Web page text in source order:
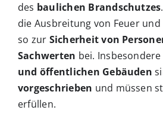
des baulichen Brandschutzes
die Ausbreitung von Feuer
so zur Sicherheit von
Sachwerten bei. Insbesondere
und öffentlichen Gebäuden
vorgeschrieben und müssen
erfüllen.